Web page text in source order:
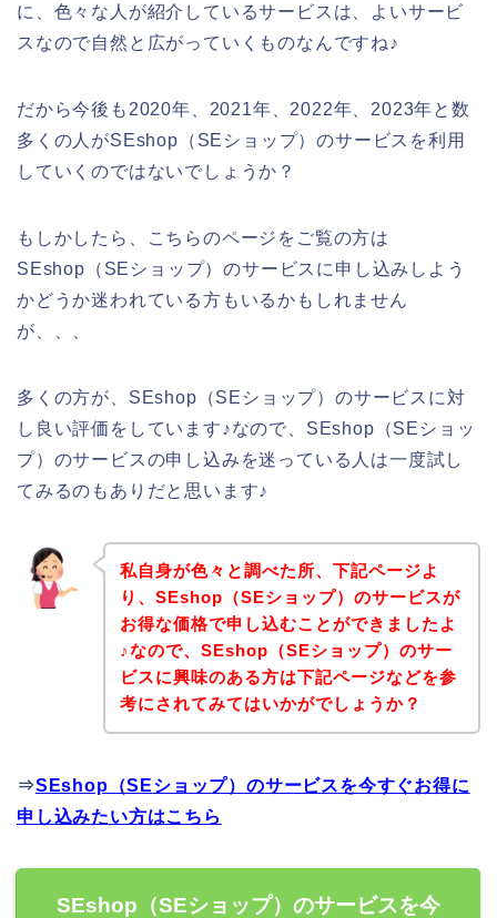
に、色々な人が紹介しているサービスは、よいサービ
スなので自然と広がっていくものなんですね♪
だから今後も2020年、2021年、2022年、2023年と数
多くの人がSEshop（SEショップ）のサービスを利用
していくのではないでしょうか？
もしかしたら、こちらのページをご覧の方は
SEshop（SEショップ）のサービスに申し込みしよう
かどうか迷われている方もいるかもしれません
が、、、
多くの方が、SEshop（SEショップ）のサービスに対
し良い評価をしています♪なので、SEshop（SEショッ
プ）のサービスの申し込みを迷っている人は一度試し
てみるのもありだと思います♪
私自身が色々と調べた所、下記ページよ
り、SEshop（SEショップ）のサービスが
お得な価格で申し込むことができましたよ
♪なので、SEshop（SEショップ）のサー
ビスに興味のある方は下記ページなどを参
考にされてみてはいかがでしょうか？
⇒SEshop（SEショップ）のサービスを今すぐお得に
申し込みたい方はこちら
SEshop（SEショップ）のサービスを今